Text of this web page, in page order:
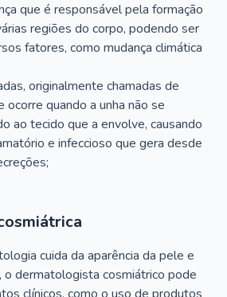
que é responsável pela formação
regiões do corpo, podendo ser
fatores, como mudança climática
originalmente chamadas de
ocorre quando a unha não se
ao tecido que a envolve, causando
e infeccioso que gera desde
cuida da aparência da pele e
o dermatologista cosmiátrico pode